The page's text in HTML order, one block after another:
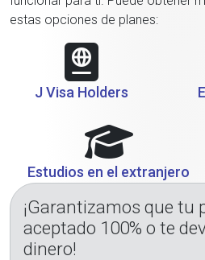
estas opciones de planes:
J Visa Holders
Estudios en el extranjero
¡Garantizamos que tu
aceptado 100% o te
dinero!